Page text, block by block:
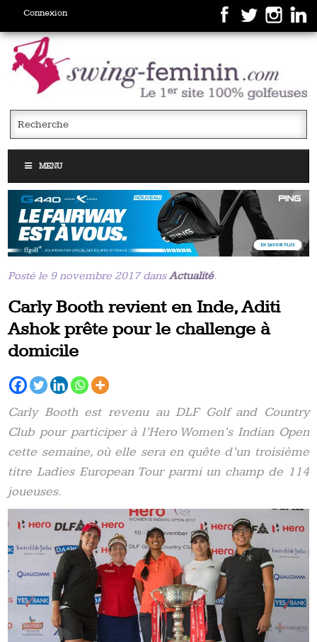
Connexion
MENU
Posté le 9 novembre 2017 dansActualité.
Carly Booth revient en Inde, Aditi
Ashok prête pour le challenge à
domicile
Carly Booth est revenu au DLF Golf and Country
Club pour participer à l’Hero Women’s Indian Open
cette semaine, où elle sera en quête d’un troisième
titre Ladies European Tour parmi un champ de 114
joueuses.